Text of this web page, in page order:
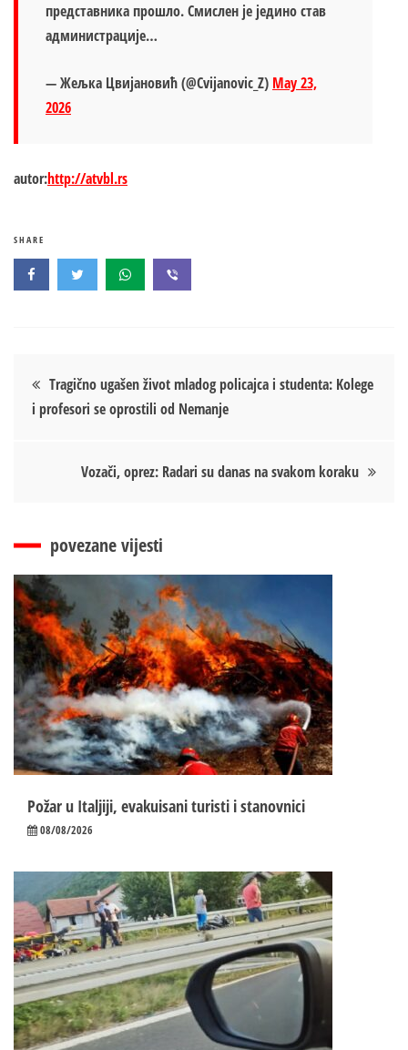
представника прошло. Смислен је једино став
администрације…
— Жељка Цвијановић (@Cvijanovic_Z) May 23,
2026
autor:http://atvbl.rs
SHARE
Кретање
чланка
Tragično ugašen život mladog policajca i studenta: Kolege
i profesori se oprostili od Nemanje
Vozači, oprez: Radari su danas na svakom koraku
povezane vijesti
Požar u Italjiji, evakuisani turisti i stanovnici
08/08/2026